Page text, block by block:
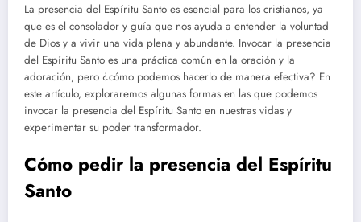
La presencia del Espíritu Santo es esencial para los cristianos, ya
que es el consolador y guía que nos ayuda a entender la voluntad
de Dios y a vivir una vida plena y abundante. Invocar la presencia
del Espíritu Santo es una práctica común en la oración y la
adoración, pero ¿cómo podemos hacerlo de manera efectiva? En
este artículo, exploraremos algunas formas en las que podemos
invocar la presencia del Espíritu Santo en nuestras vidas y
experimentar su poder transformador.
Cómo pedir la presencia del Espíritu
Santo